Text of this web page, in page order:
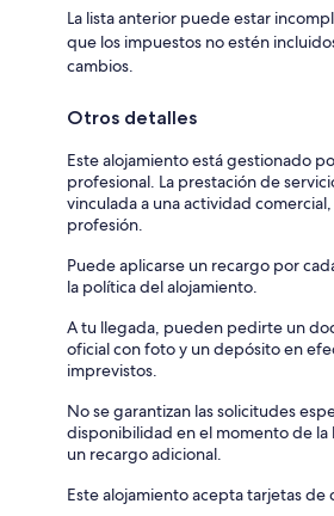
La lista anterior puede estar
que los impuestos no estén
cambios.
Otros detalles
Este alojamiento está gestionado
profesional. La prestación de
vinculada a una actividad
profesión.
Puede aplicarse un recargo por
la política del alojamiento.
A tu llegada, pueden pedirte un
oficial con foto y un depósito en
imprevistos.
No se garantizan las solicitudes
disponibilidad en el momento de
un recargo adicional.
Este alojamiento acepta tarjetas